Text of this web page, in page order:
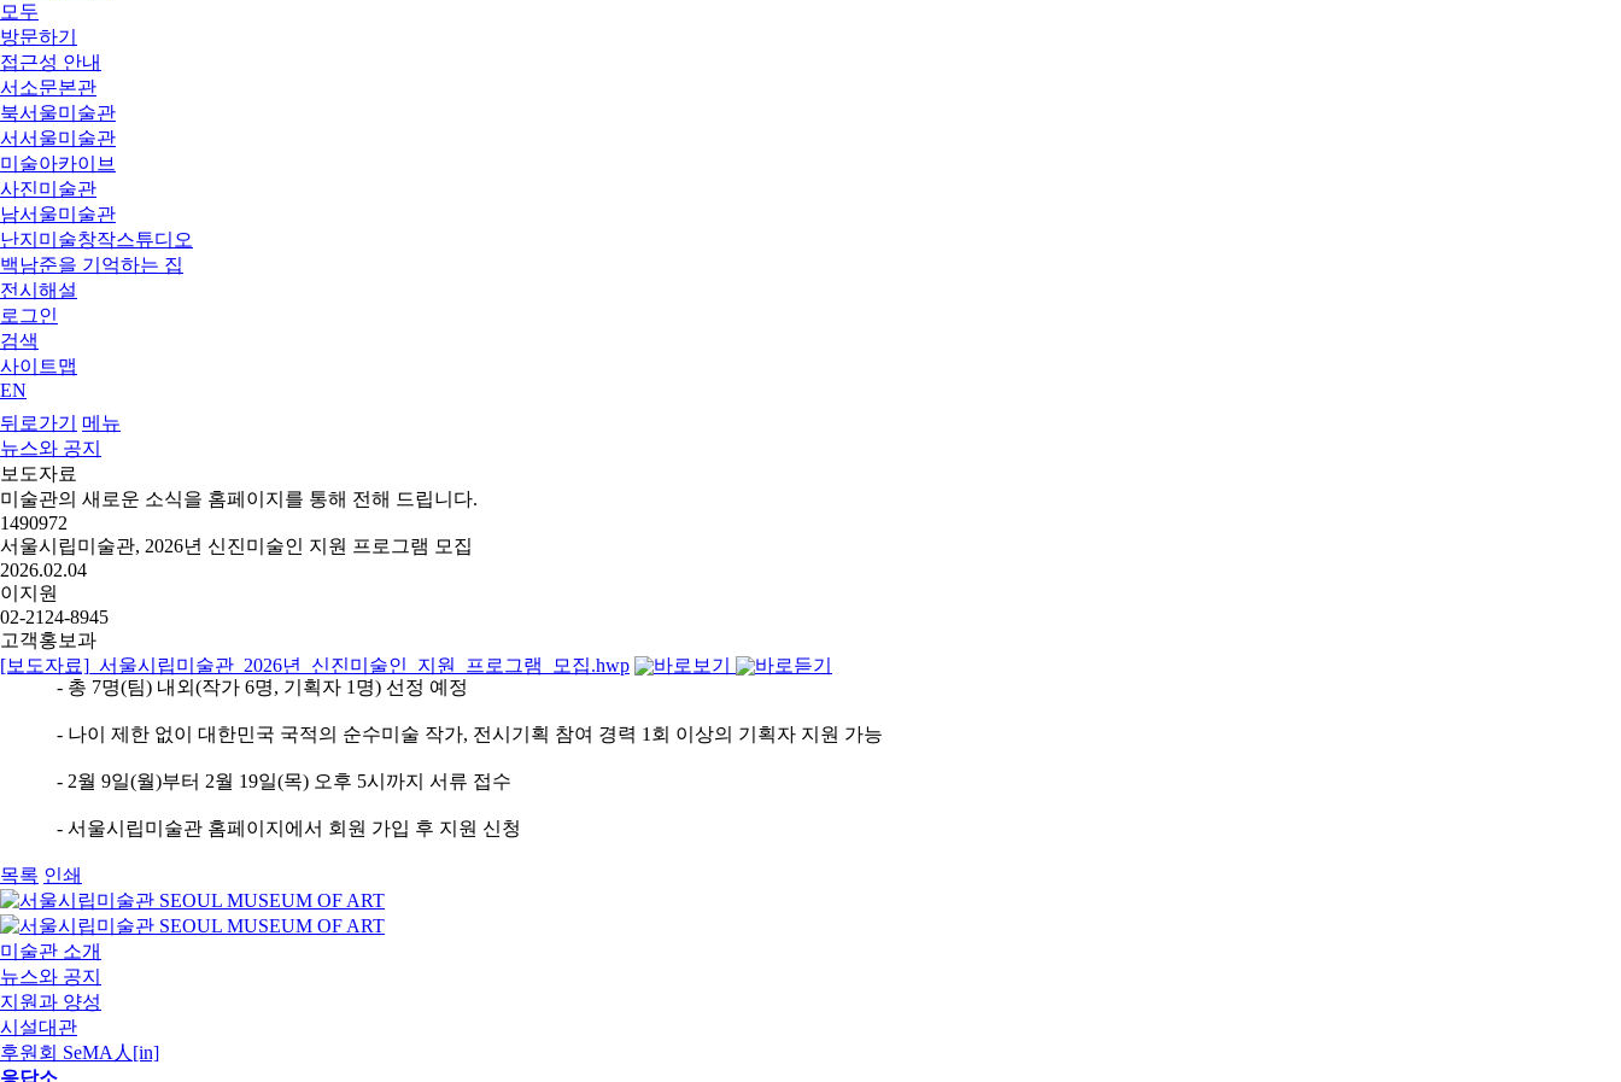
모두
방문하기
접근성 안내
서소문본관
북서울미술관
서서울미술관
미술아카이브
사진미술관
남서울미술관
난지미술창작스튜디오
백남준을 기억하는 집
전시해설
로그인
검색
사이트맵
EN
뒤로가기
메뉴
뉴스와 공지
보도자료
미술관의 새로운 소식을 홈페이지를 통해 전해 드립니다.
1490972
서울시립미술관, 2026년 신진미술인 지원 프로그램 모집
2026.02.04
이지원
02-2124-8945
고객홍보과
[보도자료]_서울시립미술관_2026년_신진미술인_지원_프로그램_모집.hwp
- 총 7명(팀) 내외(작가 6명, 기획자 1명) 선정 예정
- 나이 제한 없이 대한민국 국적의 순수미술 작가, 전시기획 참여 경력 1회 이상의 기획자 지원 가능
- 2월 9일(월)부터 2월 19일(목) 오후 5시까지 서류 접수
- 서울시립미술관 홈페이지에서 회원 가입 후 지원 신청
목록 인쇄
미술관 소개
뉴스와 공지
지원과 양성
시설대관
후원회 SeMA人[in]